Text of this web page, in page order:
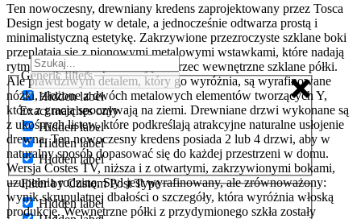
Generic filters
Hidden label
Exact matches only
Hidden label
Hidden label
Hidden label
Filter by Custom Post Type
Hidden label
Ten nowoczesny, drewniany kredens zaprojektowany przez Tosca
Design jest bogaty w detale, a jednocześnie odtwarza prostą i
minimalistyczną estetykę. Zakrzywione przezroczyste szklane boki
przeplatają się z pionowymi metalowymi wstawkami, które nadają
rytm kompozycji i pozwalają dostrzec wewnętrzne szklane półki.
Ale prawdziwym detalem, który go wyróżnia, są wyrafinowane
nóżki, złożone z dwóch metalowych elementów tworzących Y,
które z gracją spoczywają na ziemi. Drewniane drzwi wykonane są
z ukośnych listew, które podkreślają atrakcyjne naturalne usłojenie
drewna. Ten nowoczesny kredens posiada 2 lub 4 drzwi, aby w
naturalny sposób dopasować się do każdej przestrzeni w domu.
Wersja Costes TV, niższa i z otwartymi, zakrzywionymi bokami,
uzupełnia rodzinę. Styl jest wyrafinowany, ale zrównoważony:
wynik skrupulatnej dbałości o szczegóły, która wyróżnia włoską
produkcję. Wewnętrzne półki z przydymionego szkła zostały